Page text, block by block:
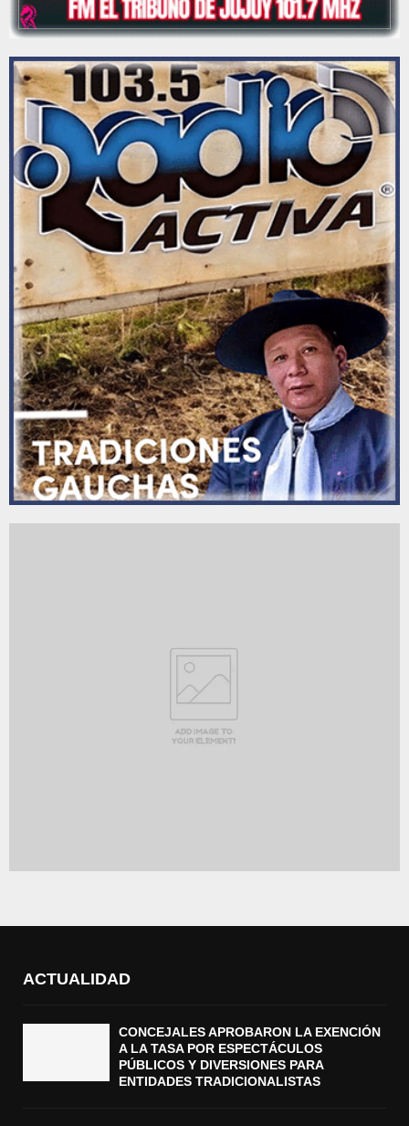
ACTUALIDAD
CONCEJALES APROBARON LA EXENCIÓN
A LA TASA POR ESPECTÁCULOS
PÚBLICOS Y DIVERSIONES PARA
ENTIDADES TRADICIONALISTAS